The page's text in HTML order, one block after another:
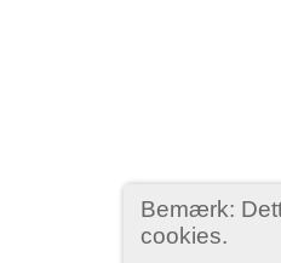
Bemærk:
cookies.